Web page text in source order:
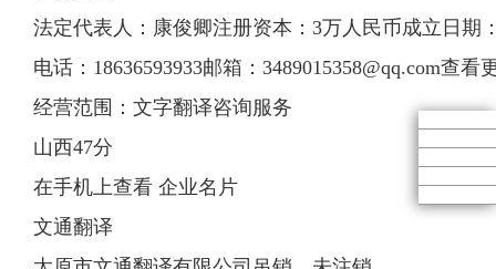
法定代表人：康俊卿注册资本：3万人民币成立日期
电话：18636593933邮箱： 3489015358@qq.com查看
经营范围：文字翻译咨询服务
山西47分
在手机上查看 企业名片
文通翻译